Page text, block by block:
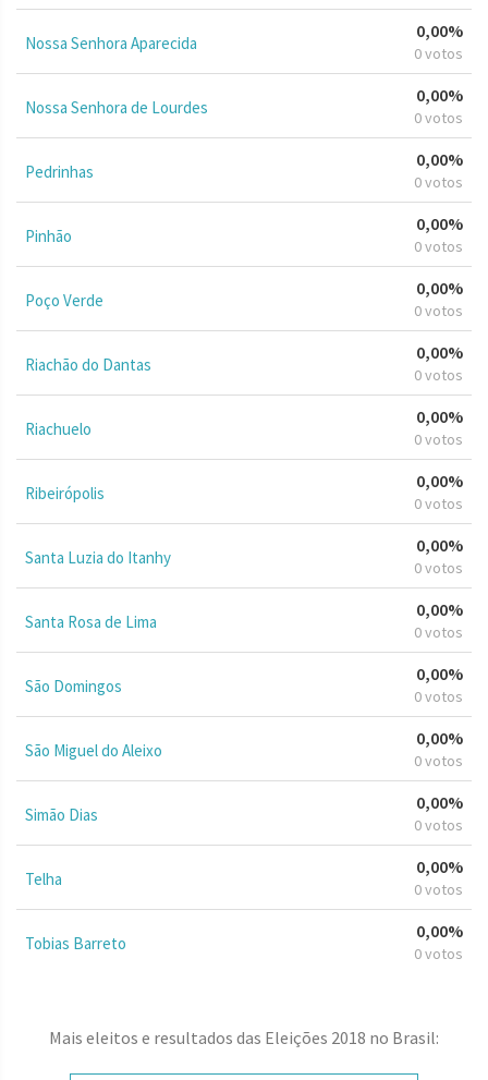
Nossa Senhora Aparecida
0,00%
0 votos
Nossa Senhora de Lourdes
0,00%
0 votos
Pedrinhas
0,00%
0 votos
Pinhão
0,00%
0 votos
Poço Verde
0,00%
0 votos
Riachão do Dantas
0,00%
0 votos
Riachuelo
0,00%
0 votos
Ribeirópolis
0,00%
0 votos
Santa Luzia do Itanhy
0,00%
0 votos
Santa Rosa de Lima
0,00%
0 votos
São Domingos
0,00%
0 votos
São Miguel do Aleixo
0,00%
0 votos
Simão Dias
0,00%
0 votos
Telha
0,00%
0 votos
Tobias Barreto
0,00%
0 votos
Mais eleitos e resultados das Eleições 2018 no Brasil: